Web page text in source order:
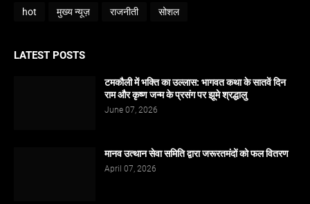
hot मुख्य न्यूज़ राजनीती सोशल
LATEST POSTS
टमकौली में भक्ति का उल्लास: भागवत कथा के सातवें दिन
राम और कृष्ण जन्म के प्रसंग पर झूमे श्रद्धालु
June 07, 2026
मानव उत्थान सेवा समिति द्वारा जरूरतमंदों को फल वितरण
April 07, 2026